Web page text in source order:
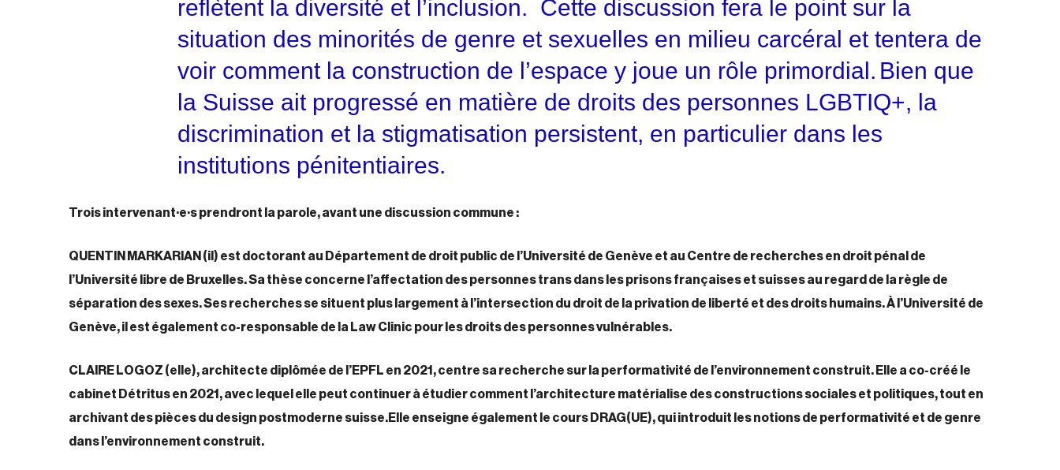
reflètent la diversité et l’inclusion. Cette discussion fera le point sur la
situation des minorités de genre et sexuelles en milieu carcéral et tentera de
voir comment la construction de l’espace y joue un rôle primordial. Bien que
la Suisse ait progressé en matière de droits des personnes LGBTIQ+, la
discrimination et la stigmatisation persistent, en particulier dans les
institutions pénitentiaires.
Trois intervenant·e·s prendront la parole, avant une discussion commune :
QUENTIN MARKARIAN (il) est doctorant au Département de droit public de l’Université de Genève et au Centre de recherches en droit pénal de
l’Université libre de Bruxelles. Sa thèse concerne l’affectation des personnes trans dans les prisons françaises et suisses au regard de la règle de
séparation des sexes. Ses recherches se situent plus largement à l’intersection du droit de la privation de liberté et des droits humains. À l’Université de
Genève, il est également co-responsable de la Law Clinic pour les droits des personnes vulnérables.
CLAIRE LOGOZ (elle),architecte diplômée de l’EPFL en 2021, centre sa recherche sur la performativité de l’environnement construit. Elle a co-créé le
cabinet Détritusen 2021, avec lequel elle peut continuer à étudier comment l’architecture matérialise des constructions sociales et politiques, tout en
archivant des pièces du design postmoderne suisse.Elle enseigne également le cours DRAG(UE), qui introduit les notions de performativité et de genre
dans l’environnement construit.